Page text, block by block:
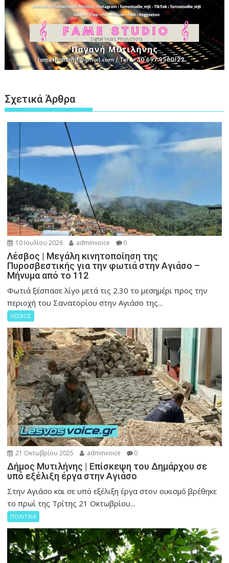
Σχετικά Άρθρα
10 Ιουλίου 2026 adminvoice 0
Λέσβος | Μεγάλη κινητοποίηση της
Πυροσβεστικής για την φωτιά στην Αγιάσο –
Μήνυμα από το 112
Φωτιά ξέσπασε λίγο μετά τις 2.30 το μεσημέρι προς την
περιοχή του Σανατορίου στην Αγιάσο της...
ΛΕΣΒΟΣ
21 Οκτωβρίου 2025 adminvoice 0
Δήμος Μυτιλήνης | Επίσκεψη του Δημάρχου σε
υπό εξέλιξη έργα στην Αγιάσο
Στην Αγιάσο και σε υπό εξέλιξη έργα στον οικισμό βρέθηκε
το πρωί της Τρίτης 21 Οκτωβρίου...
ΠΟΛΙΤΙΚΑ